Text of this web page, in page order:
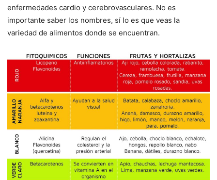
enfermedades cardio y cerebrovasculares. No es
importante saber los nombres, sí lo es que veas la
variedad de alimentos donde se encuentran.